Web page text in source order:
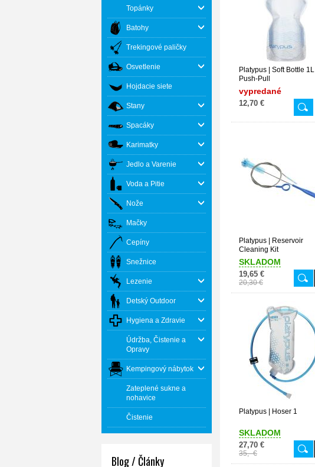
Topánky
Batohy
Trekingové paličky
Osvetlenie
Hojdacie siete
Stany
Spacáky
Karimatky
Jedlo a Varenie
Voda a Pitie
Nože
Mačky
Cepíny
Snežnice
Lezenie
Detský Outdoor
Hygiena a Zdravie
Údržba, Čistenie a
Opravy
Kempingový nábytok
Zateplené sukne a
nohavice
Čistenie
Blog / Články
Platypus | Soft Bottle 1L
Push-Pull
vypredané
12,70 €
Platypus | Reservoir
Cleaning Kit
SKLADOM
19,65 €
20,30 €
Platypus | Hoser 1
SKLADOM
27,70 €
35,- €